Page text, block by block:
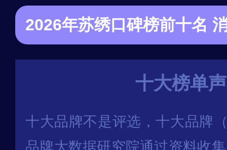
十大榜单
十大品牌不是评选，十大品牌
品牌大数据研究院通过资料收